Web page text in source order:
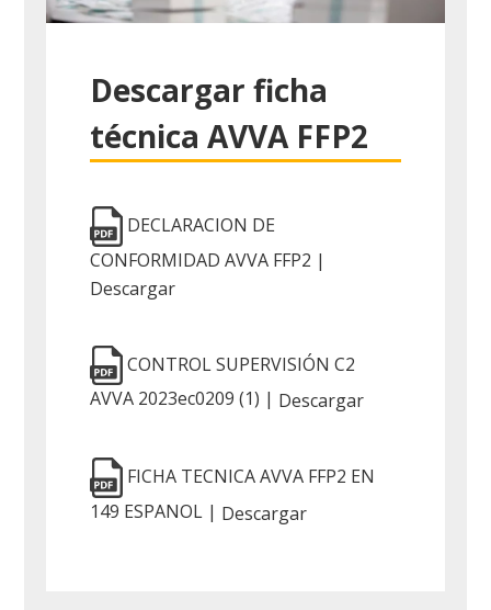
Descargar ficha
técnica AVVA FFP2
DECLARACION DE
CONFORMIDAD AVVA FFP2 |
Descargar
CONTROL SUPERVISIÓN C2
AVVA 2023ec0209 (1) | Descargar
FICHA TECNICA AVVA FFP2 EN
149 ESPANOL | Descargar